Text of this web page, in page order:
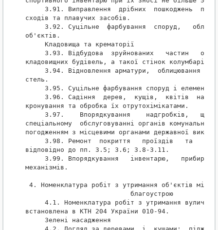
4. Номенклатура робіт з утримання об'єктів
                           благоустрою
4.1. Номенклатура робіт з утримання
встановлена в КТН 204 України 010-94.
     Зелені насадження